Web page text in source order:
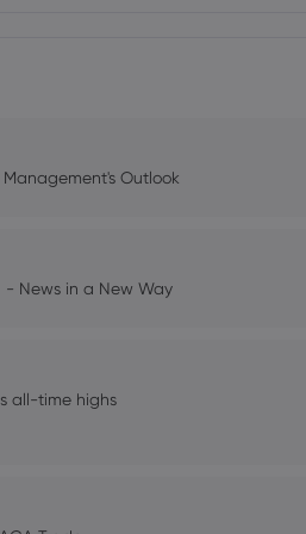
Outlook
- News in a New Way
all-time highs